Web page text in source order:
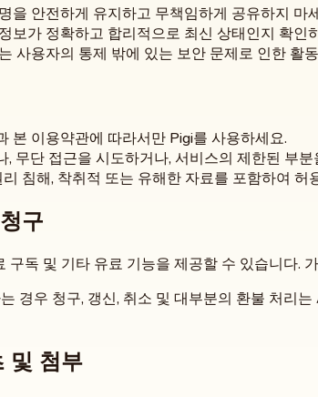
을 안전하게 유지하고 무책임하게 공유하지 마
보가 정확하고 합리적으로 최신 상태인지 확인
사용자의 통제 밖에 있는 보안 문제로 인한 활
본 이용약관에 따라서만 Pigi를 사용하세요.
, 무단 접근을 시도하거나, 서비스의 제한된 부
리 침해, 착취적 또는 유해한 자료를 포함하여
구
구독 및 기타 유료 기능을 제공할 수 있습니다.
경우 청구, 갱신, 취소 및 대부분의 환불 처리
및 첨부